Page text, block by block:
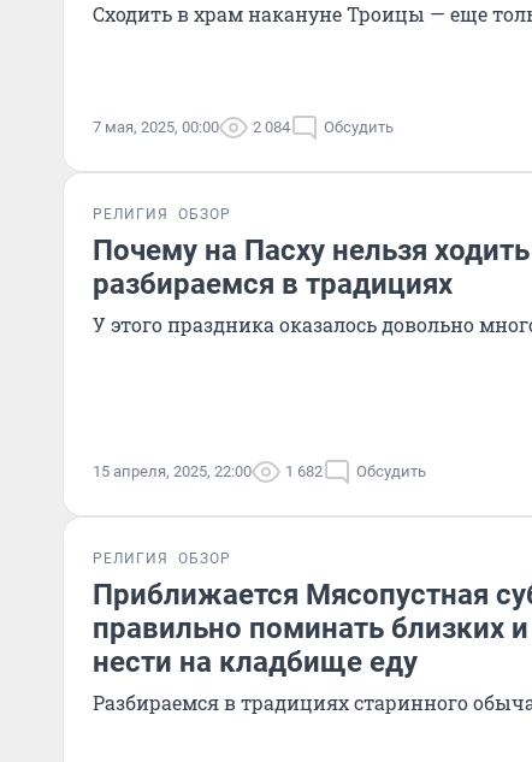
Сходить в храм накануне Троицы — еще
7 мая, 2025, 00:00 2 084 Обсудить
РЕЛИГИЯ ОБЗОР
Почему на Пасху нельзя
разбираемся в традициях
У этого праздника оказалось довольно
15 апреля, 2025, 22:00 1 682 Обсудить
РЕЛИГИЯ ОБЗОР
Приближается Мясопустная
правильно поминать близких
нести на кладбище еду
Разбираемся в традициях старинного